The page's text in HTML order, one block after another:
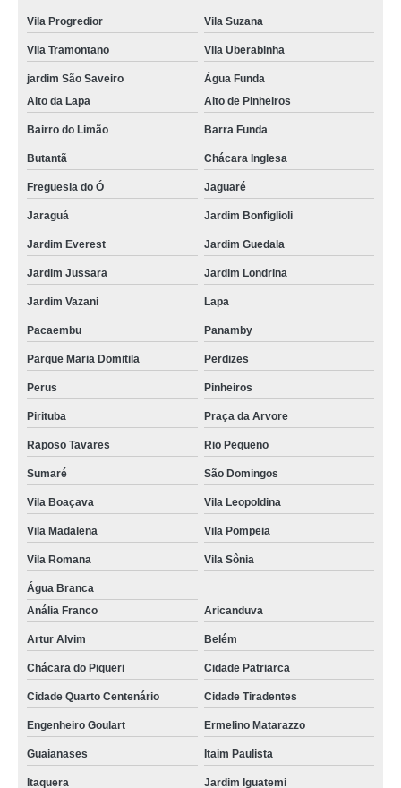
Vila Progredior Vila Suzana
Vila Tramontano Vila Uberabinha
jardim São Saveiro
Água Funda
Alto da Lapa
Alto de Pinheiros
Bairro do Limão Barra Funda
Butantã Chácara Inglesa
Freguesia do Ó Jaguaré
Jaraguá Jardim Bonfiglioli
Jardim Everest Jardim Guedala
Jardim Jussara Jardim Londrina
Jardim Vazani Lapa
Pacaembu Panamby
Parque Maria Domitila Perdizes
Perus Pinheiros
Pirituba Praça da Arvore
Raposo Tavares Rio Pequeno
Sumaré São Domingos
Vila Boaçava Vila Leopoldina
Vila Madalena Vila Pompeia
Vila Romana Vila Sônia
Água Branca
Anália Franco
Aricanduva
Artur Alvim Belém
Chácara do Piqueri Cidade Patriarca
Cidade Quarto Centenário Cidade Tiradentes
Engenheiro Goulart Ermelino Matarazzo
Guaianases Itaim Paulista
Itaquera Jardim Iguatemi